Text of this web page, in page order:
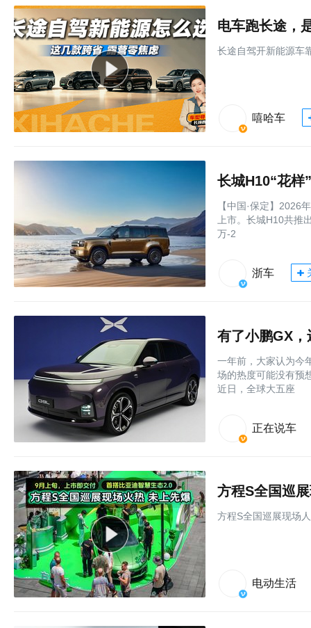
电车跑长途，
长途自驾开新能源车
嘻哈车
长城H10“花样
【中国·保定】2026
上市。长城H10共推
万-2
浙车
有了小鹏GX
一年前，大家认为今
场的热度可能没有预
近日，全球大五座
正在说车
方程S全国巡展现场
电动生活